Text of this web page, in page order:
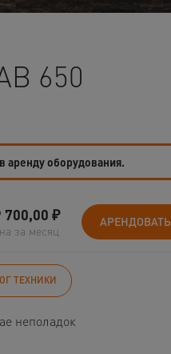
650
аренду оборудования.
700,00 ₽
за месяц
АРЕНДОВАТЬ
ТЕХНИКИ
неполадок